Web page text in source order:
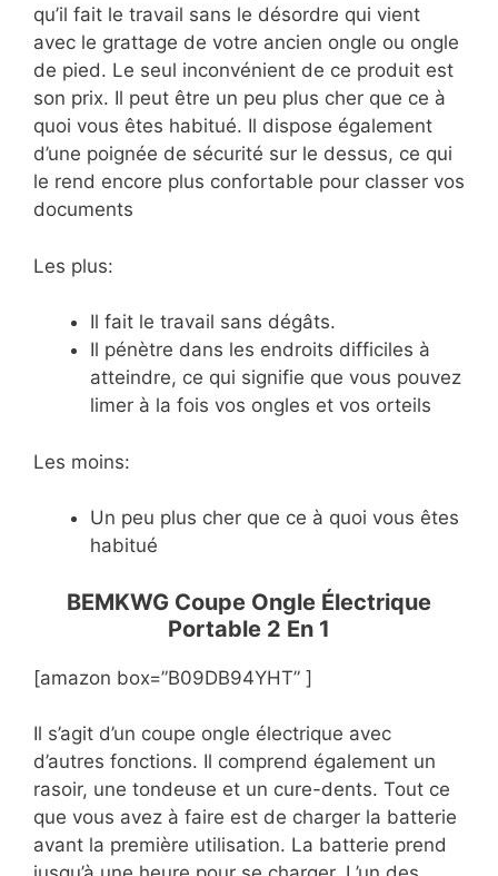
qu’il fait le travail sans le désordre qui vient
avec le grattage de votre ancien ongle ou ongle
de pied. Le seul inconvénient de ce produit est
son prix. Il peut être un peu plus cher que ce à
quoi vous êtes habitué. Il dispose également
d’une poignée de sécurité sur le dessus, ce qui
le rend encore plus confortable pour classer vos
documents
Les plus:
Il fait le travail sans dégâts.
Il pénètre dans les endroits difficiles à
atteindre, ce qui signifie que vous pouvez
limer à la fois vos ongles et vos orteils
Les moins:
Un peu plus cher que ce à quoi vous êtes
habitué
BEMKWG Coupe Ongle Électrique
Portable 2 En 1
[amazon box=”B09DB94YHT” ]
Il s’agit d’un coupe ongle électrique avec
d’autres fonctions. Il comprend également un
rasoir, une tondeuse et un cure-dents. Tout ce
que vous avez à faire est de charger la batterie
avant la première utilisation. La batterie prend